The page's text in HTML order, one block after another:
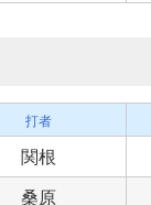
打者
関根
桑原